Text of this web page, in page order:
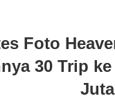
Foto
30 Trip